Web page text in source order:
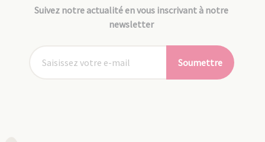
Suivez notre actualité en vous inscrivant à notre
newsletter
Soumettre